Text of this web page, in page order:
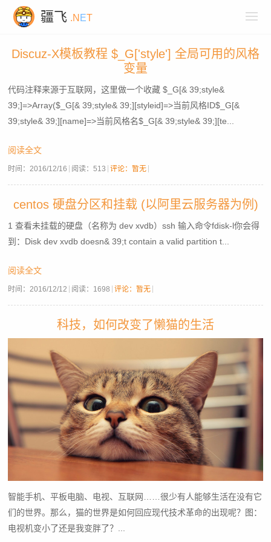
疆飞 .N ET
Discuz-X模板教程 $_G['style'] 全局可用的风格
变量
代码注释来源于互联网，这里做一个收藏 $_G[& 39;style&
39;]=>Array($_G[& 39;style& 39;][styleid]=>当前风格ID$_G[&
39;style& 39;][name]=>当前风格名$_G[& 39;style& 39;][te...
阅读全文
时间：2016/12/16 阅读：513 评论：暂无
centos 硬盘分区和挂载 (以阿里云服务器为例)
1 查看未挂载的硬盘（名称为 dev xvdb）ssh 输入命令fdisk-l你会得
到：Disk dev xvdb doesn& 39;t contain a valid partition t...
阅读全文
时间：2016/12/12 阅读： 1698 评论：暂无
科技，如何改变了懒猫的生活
智能手机、平板电脑、电视、互联网……很少有人能够生活在没有它
们的世界。那么，猫的世界是如何回应现代技术革命的出现呢？图：
电视机变小了还是我变胖了？...